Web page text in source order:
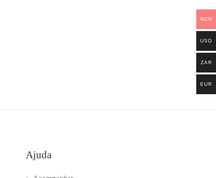
Ajuda
MZN
USD
ZAR
EUR